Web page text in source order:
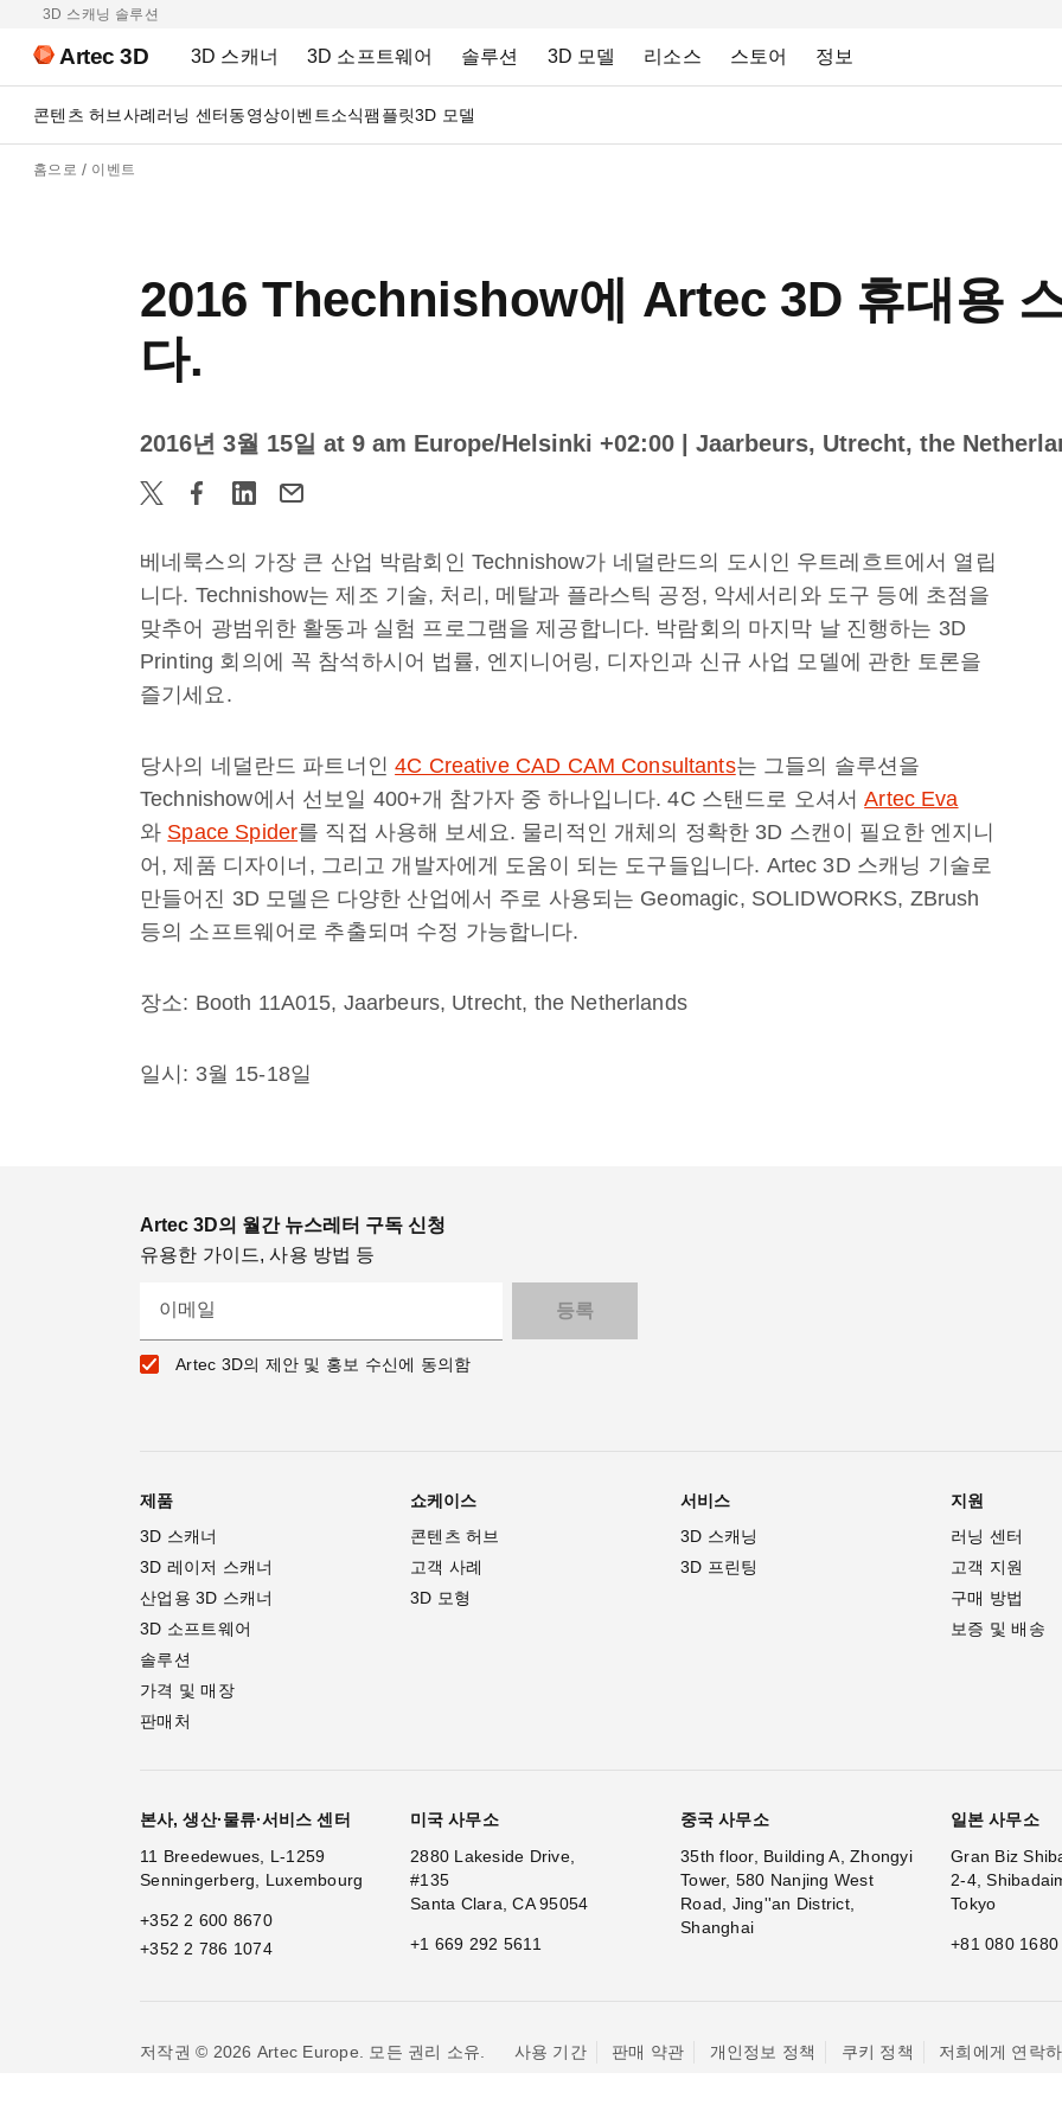
3D 스캐닝 솔루션
Artec 3D 3D 스캐너 3D 소프트웨어 솔루션 3D 모델 리소스 스토어 정보
콘텐츠 허브사례러닝 센터동영상이벤트소식팸플릿3D 모델
홈으로 이벤트
2016 Thechnishow에 Artec 3D 휴대용
다.
2016년 3월 15일 at 9 am Europe/Helsinki +02:00 | Jaarbeurs, Utrecht, the
베네룩스의 가장 큰 산업 박람회인 Technishow가 네덜란드의 도시인 우트레흐트에서 열립
니다. Technishow는 제조 기술, 처리, 메탈과 플라스틱 공정, 악세서리와 도구 등에 초점을
맞추어 광범위한 활동과 실험 프로그램을 제공합니다. 박람회의 마지막 날 진행하는 3D
Printing 회의에 꼭 참석하시어 법률, 엔지니어링, 디자인과 신규 사업 모델에 관한 토론을
즐기세요.
당사의 네덜란드 파트너인4C Creative CAD CAM Consultants는 그들의 솔루션을
Technishow에서 선보일 400+개 참가자 중 하나입니다. 4C 스탠드로 오셔서Artec Eva
와 Space Spider를 직접 사용해 보세요. 물리적인 개체의 정확한 3D 스캔이 필요한 엔지니
어, 제품 디자이너, 그리고 개발자에게 도움이 되는 도구들입니다. Artec 3D 스캐닝 기술로
만들어진 3D 모델은 다양한 산업에서 주로 사용되는 Geomagic, SOLIDWORKS, ZBrush
등의 소프트웨어로 추출되며 수정 가능합니다.
장소: Booth 11A015, Jaarbeurs, Utrecht, the Netherlands
일시: 3월 15-18일
Artec 3D의 월간 뉴스레터 구독 신청
유용한 가이드, 사용 방법 등
이메일
Artec 3D의 제안 및 홍보 수신에 동의함
제품
3D 스캐너
3D 레이저 스캐너
산업용 3D 스캐너
3D 소프트웨어
솔루션
가격 및 매장
판매처
쇼케이스
콘텐츠 허브
고객 사례
3D 모형
서비스
3D 스캐닝
3D 프린팅
지원
러닝 센터
고객 지원
구매 방법
보증 및 배송
본사, 생산·물류·서비스 센터
11 Breedewues, L-1259
Senningerberg, Luxembourg
+352 2 600 8670
+352 2 786 1074
미국 사무소
2880 Lakeside Drive,
#135
Santa Clara, CA 95054
+1 669 292 5611
중국 사무소
35th floor, Building A, Zhongyi
Tower, 580 Nanjing West
Road, Jing''an District,
Shanghai
일본 사무소
Gran Biz
2-4,
Tokyo
+81 080 1680
저작권 © 2026 Artec Europe. 모든 권리 소유. 사용 기간 판매 약관 개인정보 정책 쿠키 정책 저희에게 연락